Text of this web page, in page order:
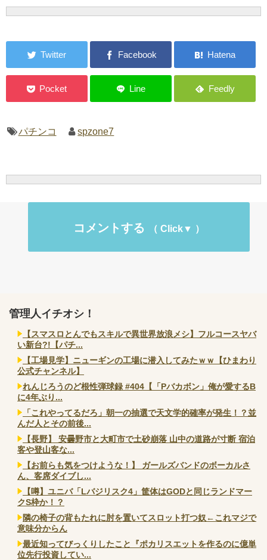
パチンコ spzone7
コメントする
管理人イチオシ！
【スマスロとんでもスキルで異世界放浪メシ】フルコースヤバ
い新台?!【パチ...
【工場見学】ニューギンの工場に潜入してみたｗｗ【ひまわり
公式チャンネル】
れんじろうのど根性弾球録 #404【「Pバカボン」俺が愛するB
に4年ぶり...
「これやってるだろ」朝一の抽選で天文学的確率が発生！？並
んだ人とその前後...
【長野】 安曇野市と大町市で土砂崩落 山中の道路が寸断 宿泊
客や登山客な...
【お前らも気をつけような！】 ガールズバンドのボーカルさ
ん、客席ダイブし...
【噂】ユニバ「Lバジリスク4」筐体はGODと同じランドマー
クS枠か！？
隣の椅子の背もたれに肘を置いてスロット打つ奴←これマジで
意味分からん
最近知ってびっくりしたこと『ポカリスエットを作るのに億単
位先行投資してい...